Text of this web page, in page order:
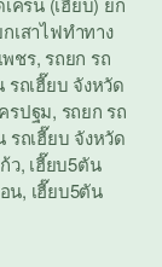
เสาไฟทำทาง
พชร, รถยก รถ
รถเฮี๊ยบ จังหวัด
รปฐม, รถยก รถ
รถเฮี๊ยบ จังหวัด
ว, เฮี๊ยบ5ตัน
น, เฮี๊ยบ5ตัน